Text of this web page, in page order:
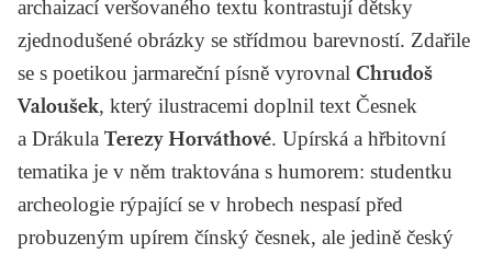
archaizací veršovaného textu kontrastují dětsky
zjednodušené obrázky se střídmou barevností. Zdařile
se s poetikou jarmareční písně vyrovnal Chrudoš
Valoušek, který ilustracemi doplnil text Česnek
a Drákula Terezy Horváthové. Upírská a hřbitovní
tematika je v něm traktována s humorem: studentku
archeologie rýpající se v hrobech nespasí před
probuzeným upírem čínský česnek, ale jedině český